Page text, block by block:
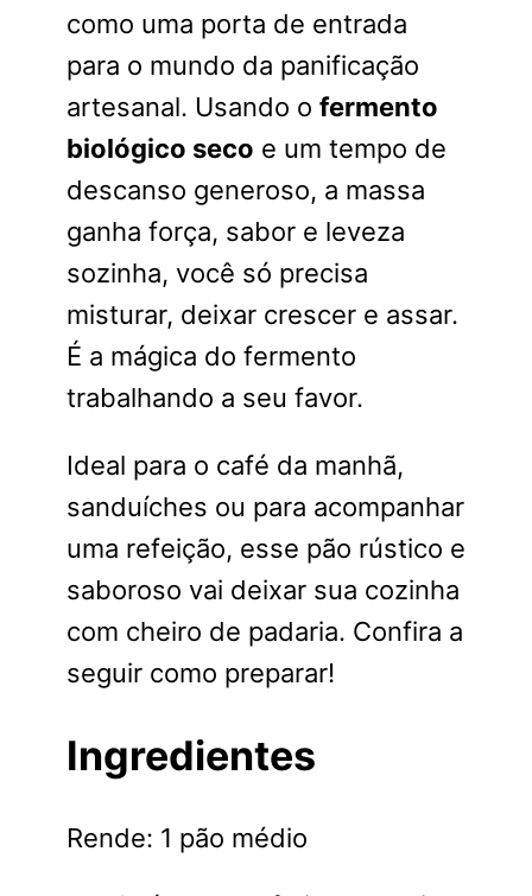
como uma porta de entrada
para o mundo da panificação
artesanal. Usando o fermento
biológico seco e um tempo de
descanso generoso, a massa
ganha força, sabor e leveza
sozinha, você só precisa
misturar, deixar crescer e assar.
É a mágica do fermento
trabalhando a seu favor.
Ideal para o café da manhã,
sanduíches ou para acompanhar
uma refeição, esse pão rústico e
saboroso vai deixar sua cozinha
com cheiro de padaria. Confira a
seguir como preparar!
Ingredientes
Rende: 1 pão médio